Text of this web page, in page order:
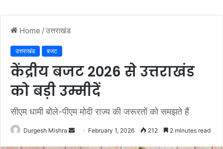
Home /उत्तराखंड
उत्तराखंड बजट
केंद्रीय बजट 2026 से उत्तराखंड
को बड़ी उम्मीदें
सीएम धामी बोले-पीएम मोदी राज्य की जरूरतों को समझते हैं
Durgesh Mishra
Send February 1, 2026 212 2 minutes read